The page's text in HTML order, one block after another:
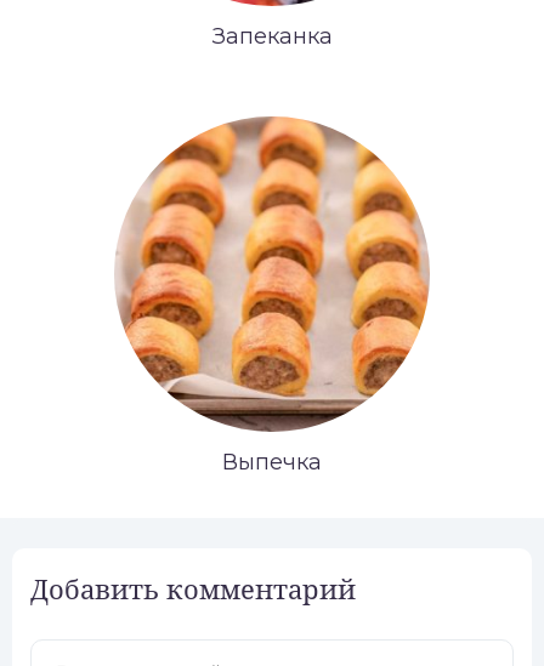
Запеканка
Выпечка
Добавить комментарий